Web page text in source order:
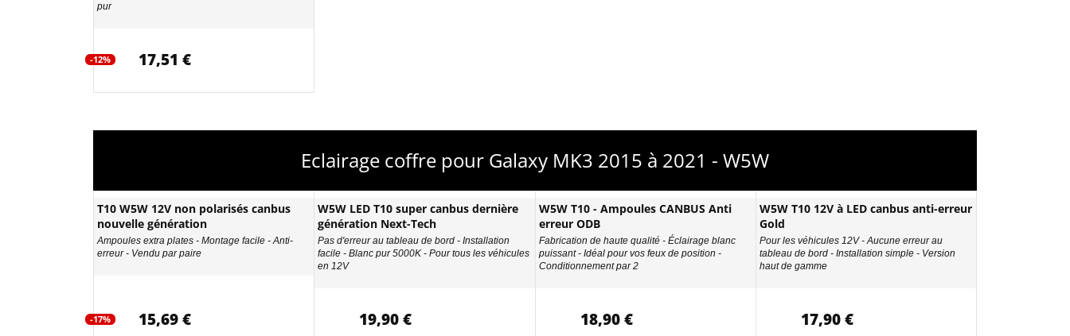
pur
-12% 17,51 €
Eclairage coffre pour Galaxy MK3 2015 à 2021 - W5W
T10 W5W 12V non polarisés canbus
nouvelle génération
Ampoules extra plates - Montage facile - Anti-
erreur - Vendu par paire
-17% 15,69 €
W5W LED T10 super canbus dernière
génération Next-Tech
Pas d'erreur au tableau de bord - Installation
facile - Blanc pur 5000K - Pour tous les véhicules
en 12V
19,90 €
W5W T10 - Ampoules CANBUS Anti
erreur ODB
Fabrication de haute qualité - Éclairage blanc
puissant - Idéal pour vos feux de position -
Conditionnement par 2
18,90 €
W5W T10 12V à LED canbus anti-erreur
Gold
Pour les véhicules 12V - Aucune erreur au
tableau de bord - Installation simple - Version
haut de gamme
17,90 €